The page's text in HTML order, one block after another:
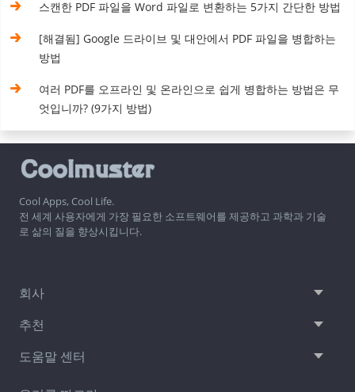
스캔한 PDF 파일을 Word 파일로 변환하는 5가지 간단한 방법
[해결됨] Google 드라이브 및 대안에서 PDF 파일을 병합하는
방법
여러 PDF를 오프라인 및 온라인으로 쉽게 병합하는 방법은 무
엇입니까? (9가지 방법)
Cool Apps, Cool Life.
전 세계 사용자에게 가장 필요한 소프트웨어를 제공하고 과학과 기술
로 삶의 질을 향상시킵니다.
회사
추천
도움말 센터